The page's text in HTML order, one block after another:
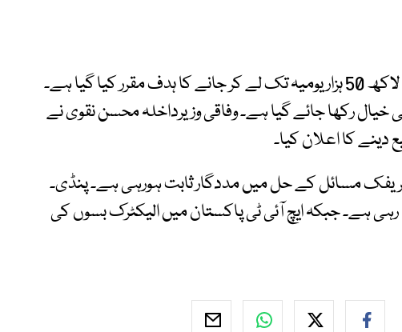
انہوں نے کہا کہ‎ مسافروں کی تعداد 2 لاکھ 50 ہزار یومیہ تک لے کر جانے کا ہدف مقرر کیا گیا ہے۔
رکھا جائے گیا ہے۔ وفاقی وزیرداخلہ محسن نقوی نے
میٹرو کے ساتھ الیکٹرک بس سروس ٹریفک مسائل کے حل میں مددگار ثابت ہورہی ہے۔ ‎پنڈی۔
اسلام آباد ریلوے سروس بحال کی جا رہی ہے۔ جبکہ ‎ایچ آئی ٹی پاکستان میں الیکٹرک بسوں کی